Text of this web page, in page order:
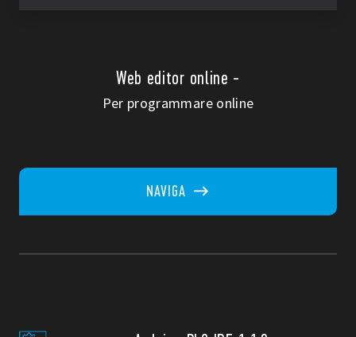
Web editor online -
Per programmare online
NAVIGA